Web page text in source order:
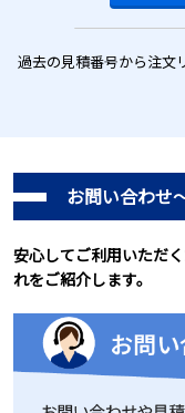
過去の見積番号から注文
お問い合わせ
安心してご利用いただ
れをご紹介します。